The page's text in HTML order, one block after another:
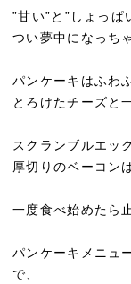
”甘い”と”しょっぱ
つい夢中になっち
パンケーキはふわ
とろけたチーズと
スクランブルエッ
厚切りのベーコン
一度食べ始めたら
パンケーキメニュ
で、